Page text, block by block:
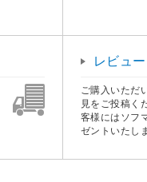
レビュー
ご購入いただ
見をご投稿く
客様にはソフ
ゼントいたし